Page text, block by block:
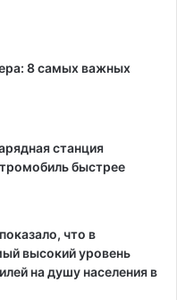
8 самых важных
станция
быстрее
что в
высокий уровень
на душу населения в